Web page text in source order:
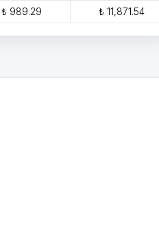
₺ 989.29 ₺ 11,871.54